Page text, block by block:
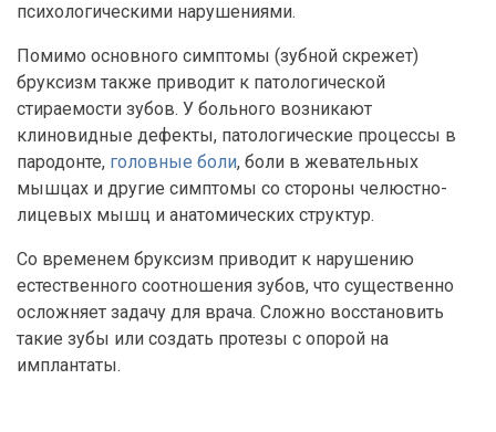
психологическими нарушениями.
Помимо основного симптомы (зубной скрежет)
бруксизм также приводит к патологической
стираемости зубов. У больного возникают
клиновидные дефекты, патологические процессы в
пародонте, головные боли, боли в жевательных
мышцах и другие симптомы со стороны челюстно-
лицевых мышц и анатомических структур.
Со временем бруксизм приводит к нарушению
естественного соотношения зубов, что существенно
осложняет задачу для врача. Сложно восстановить
такие зубы или создать протезы с опорой на
имплантаты.